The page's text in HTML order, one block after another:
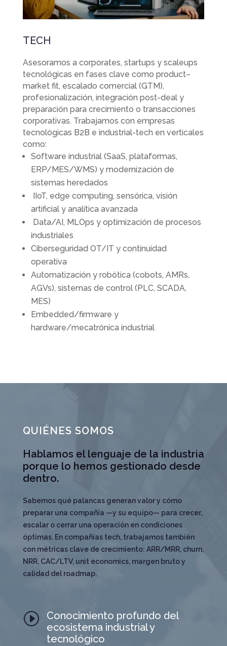
TECH
Asesoramos a corporates, startups y scaleups
tecnológicas en fases clave como product–
market fit, escalado comercial (GTM),
profesionalización, integración post-deal y
preparación para crecimiento o transacciones
corporativas. Trabajamos con empresas
tecnológicas B2B e industrial-tech en verticales
como:
Software industrial (SaaS, plataformas,
ERP/MES/WMS) y modernización de
sistemas heredados
IIoT, edge computing, sensórica, visión
artificial y analítica avanzada
Data/AI, MLOps y optimización de procesos
industriales
Ciberseguridad OT/IT y continuidad
operativa
Automatización y robótica (cobots, AMRs,
AGVs), sistemas de control (PLC, SCADA,
MES)
Embedded/firmware y
hardware/mecatrónica industrial
QUIÉNES SOMOS
Hablamos el lenguaje de la industria
porque lo hemos gestionado desde
dentro.
Sabemos qué palancas generan valor y cómo
preparar una compañía —y su equipo— para crecer,
escalar o cerrar una operación en condiciones
óptimas. En compañías tech, trabajamos también
con métricas clave de crecimiento: ARR/MRR, churn,
NRR, CAC/LTV, unit economics, margen bruto y
calidad del roadmap.
I
Conocimiento profundo del
ecosistema industrial y
tecnológico